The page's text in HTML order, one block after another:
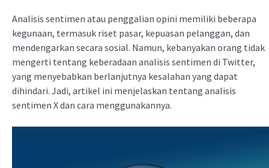
Analisis sentimen atau penggalian opini memiliki beberapa
kegunaan, termasuk riset pasar, kepuasan pelanggan, dan
mendengarkan secara sosial. Namun, kebanyakan orang tidak
mengerti tentang keberadaan analisis sentimen di Twitter,
yang menyebabkan berlanjutnya kesalahan yang dapat
dihindari. Jadi, artikel ini menjelaskan tentang analisis
sentimen X dan cara menggunakannya.